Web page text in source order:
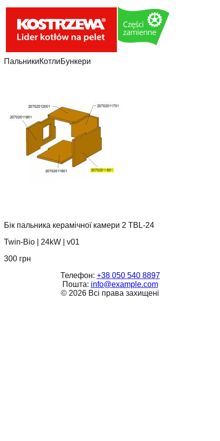
ПальникиКотлиБункери
Бік пальника керамічної камери 2 TBL-24
Twin-Bio
24kW
v01
300 грн
Телефон: +38 050 540 8897
Пошта: info@example.com
© 2026 Всі права захищені